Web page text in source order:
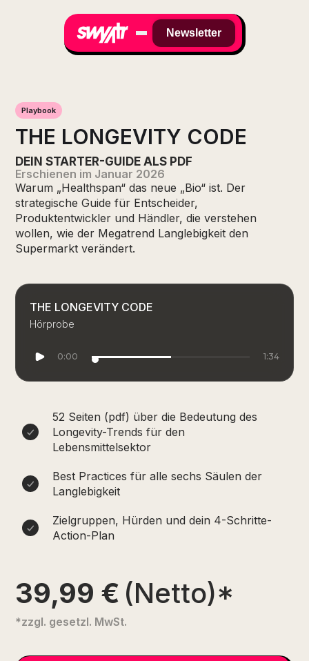
Newsletter
Playbook
THE LONGEVITY CODE
DEIN STARTER-GUIDE ALS PDF
Erschienen im Januar 2026
Warum „Healthspan“ das neue „Bio“ ist. Der
strategische Guide für Entscheider,
Produktentwickler und Händler, die verstehen
wollen, wie der Megatrend Langlebigkeit den
Supermarkt verändert.
THE LONGEVITY CODE
Hörprobe
0:00 1:34
52 Seiten (pdf) über die Bedeutung des
Longevity-Trends für den
Lebensmittelsektor
Best Practices für alle sechs Säulen der
Langlebigkeit
Zielgruppen, Hürden und dein 4-Schritte-
Action-Plan
39,99 € (Netto)*
*zzgl. gesetzl. MwSt.